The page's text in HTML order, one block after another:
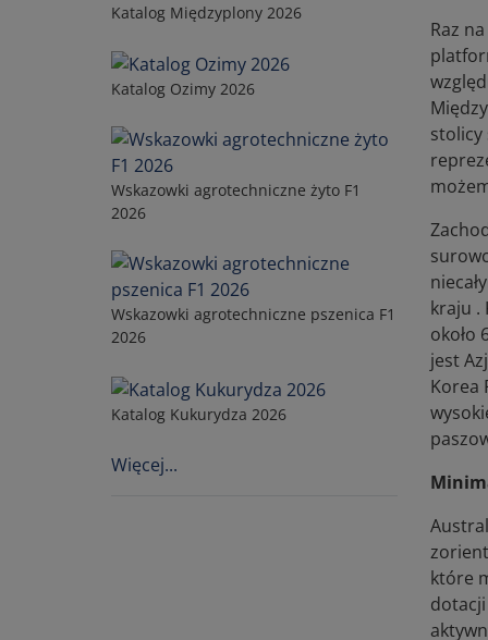
Katalog Międzyplony 2026
Katalog Ozimy 2026
Wskazowki agrotechniczne żyto F1
2026
Wskazowki agrotechniczne pszenica F1
2026
Katalog Kukurydza 2026
Więcej...
Raz
stolicy
kraju .
około
jest
Korea
które